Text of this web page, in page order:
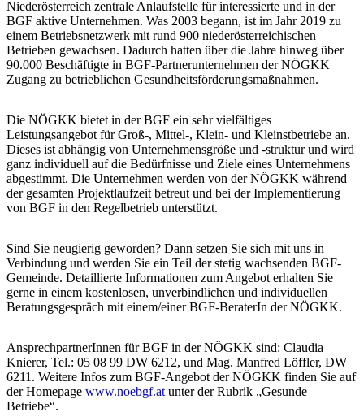
Niederösterreich zentrale Anlaufstelle für interessierte und in der
BGF aktive Unternehmen. Was 2003 begann, ist im Jahr 2019 zu
einem Betriebsnetzwerk mit rund 900 niederösterreichischen
Betrieben gewachsen. Dadurch hatten über die Jahre hinweg über
90.000 Beschäftigte in BGF-Partnerunternehmen der NÖGKK
Zugang zu betrieblichen Gesundheitsförderungsmaßnahmen.
Die NÖGKK bietet in der BGF ein sehr vielfältiges
Leistungsangebot für Groß-, Mittel-, Klein- und Kleinstbetriebe an.
Dieses ist abhängig von Unternehmensgröße und -struktur und wird
ganz individuell auf die Bedürfnisse und Ziele eines Unternehmens
abgestimmt. Die Unternehmen werden von der NÖGKK während
der gesamten Projektlaufzeit betreut und bei der Implementierung
von BGF in den Regelbetrieb unterstützt.
Sind Sie neugierig geworden? Dann setzen Sie sich mit uns in
Verbindung und werden Sie ein Teil der stetig wachsenden BGF-
Gemeinde. Detaillierte Informationen zum Angebot erhalten Sie
gerne in einem kostenlosen, unverbindlichen und individuellen
Beratungsgespräch mit einem/einer BGF-BeraterIn der NÖGKK.
AnsprechpartnerInnen für BGF in der NÖGKK sind: Claudia
Knierer, Tel.: 05 08 99 DW 6212, und Mag. Manfred Löffler, DW
6211. Weitere Infos zum BGF-Angebot der NÖGKK finden Sie auf
der Homepage www.noebgf.at unter der Rubrik „Gesunde
Betriebe“.